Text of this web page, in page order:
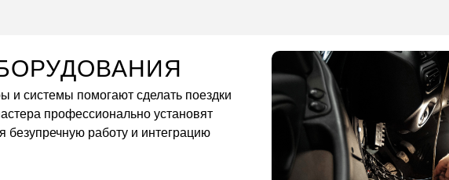
системы помогают сделать поездки
профессионально установят
безупречную работу и интеграцию